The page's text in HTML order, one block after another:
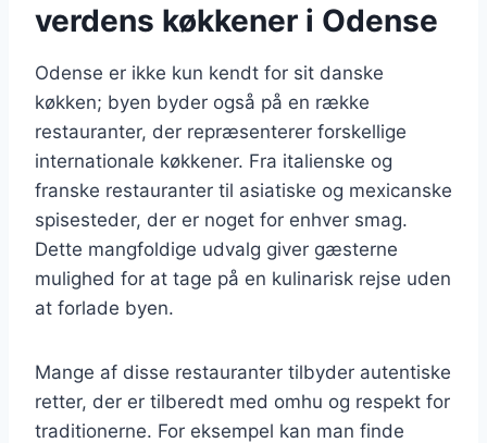
verdens køkkener i Odense
Odense er ikke kun kendt for sit danske
køkken; byen byder også på en række
restauranter, der repræsenterer forskellige
internationale køkkener. Fra italienske og
franske restauranter til asiatiske og mexicanske
spisesteder, der er noget for enhver smag.
Dette mangfoldige udvalg giver gæsterne
mulighed for at tage på en kulinarisk rejse uden
at forlade byen.
Mange af disse restauranter tilbyder autentiske
retter, der er tilberedt med omhu og respekt for
traditionerne. For eksempel kan man finde